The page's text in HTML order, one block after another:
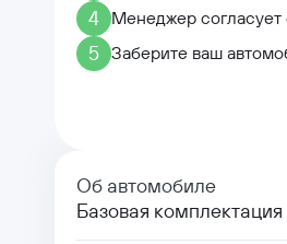
4 Менеджер согласует
5 Заберите ваш
Об автомобиле
Базовая комплектация